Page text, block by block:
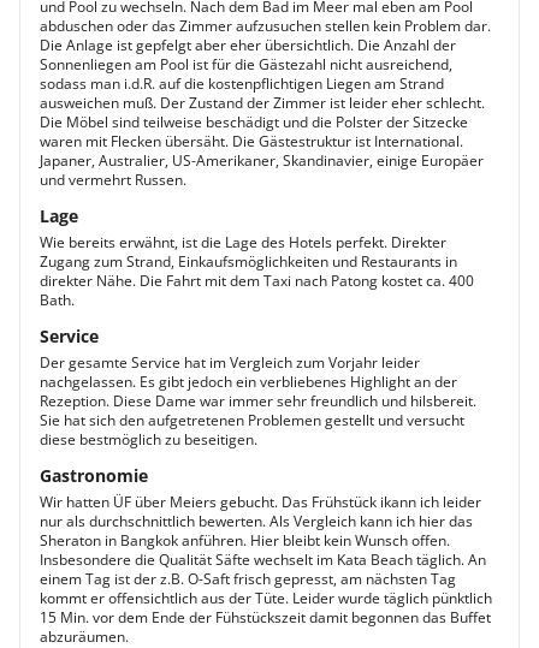
und Pool zu wechseln. Nach dem Bad im Meer mal eben am Pool
abduschen oder das Zimmer aufzusuchen stellen kein Problem dar.
Die Anlage ist gepfelgt aber eher übersichtlich. Die Anzahl der
Sonnenliegen am Pool ist für die Gästezahl nicht ausreichend,
sodass man i.d.R. auf die kostenpflichtigen Liegen am Strand
ausweichen muß. Der Zustand der Zimmer ist leider eher schlecht.
Die Möbel sind teilweise beschädigt und die Polster der Sitzecke
waren mit Flecken übersäht. Die Gästestruktur ist International.
Japaner, Australier, US-Amerikaner, Skandinavier, einige Europäer
und vermehrt Russen.
Lage
Wie bereits erwähnt, ist die Lage des Hotels perfekt. Direkter
Zugang zum Strand, Einkaufsmöglichkeiten und Restaurants in
direkter Nähe. Die Fahrt mit dem Taxi nach Patong kostet ca. 400
Bath.
Service
Der gesamte Service hat im Vergleich zum Vorjahr leider
nachgelassen. Es gibt jedoch ein verbliebenes Highlight an der
Rezeption. Diese Dame war immer sehr freundlich und hilsbereit.
Sie hat sich den aufgetretenen Problemen gestellt und versucht
diese bestmöglich zu beseitigen.
Gastronomie
Wir hatten ÜF über Meiers gebucht. Das Frühstück ikann ich leider
nur als durchschnittlich bewerten. Als Vergleich kann ich hier das
Sheraton in Bangkok anführen. Hier bleibt kein Wunsch offen.
Insbesondere die Qualität Säfte wechselt im Kata Beach täglich. An
einem Tag ist der z.B. O-Saft frisch gepresst, am nächsten Tag
kommt er offensichtlich aus der Tüte. Leider wurde täglich pünktlich
15 Min. vor dem Ende der Fühstückszeit damit begonnen das Buffet
abzuräumen.